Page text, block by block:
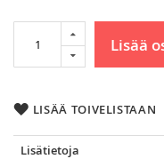
Lisää
LISÄÄ TOIVELISTAAN
Lisätietoja